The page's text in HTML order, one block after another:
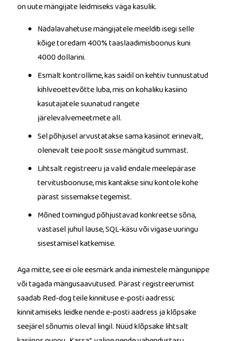
on uute mängijate leidmiseks väga kasulik.
Nädalavahetuse mängijatele meeldib isegi selle
kõige toredam 400% taaslaadimisboonus kuni
4000 dollarini.
Esmalt kontrollime, kas saidil on kehtiv tunnustatud
kihlveoettevõtte luba, mis on kohaliku kasiino
kasutajatele suunatud rangete
järelevalvemeetmete all.
Sel põhjusel arvustatakse sama kasiinot erinevalt,
olenevalt teie poolt sisse mängitud summast.
Lihtsalt registreeru ja valid endale meelepärase
tervitusboonuse, mis kantakse sinu kontole kohe
pärast sissemakse tegemist.
Mõned toimingud põhjustavad konkreetse sõna,
vastasel juhul lause, SQL-käsu või vigase uuringu
sisestamisel katkemise.
Aga mitte, see ei ole eesmärk anda inimestele mängunippe
või tagada mängusaavutused. Pärast registreerumist
saadab Red-dog teile kinnituse e-posti aadressi;
kinnitamiseks leidke nende e-posti aadress ja klõpsake
seejärel sõnumis oleval lingil. Nüüd klõpsake lihtsalt